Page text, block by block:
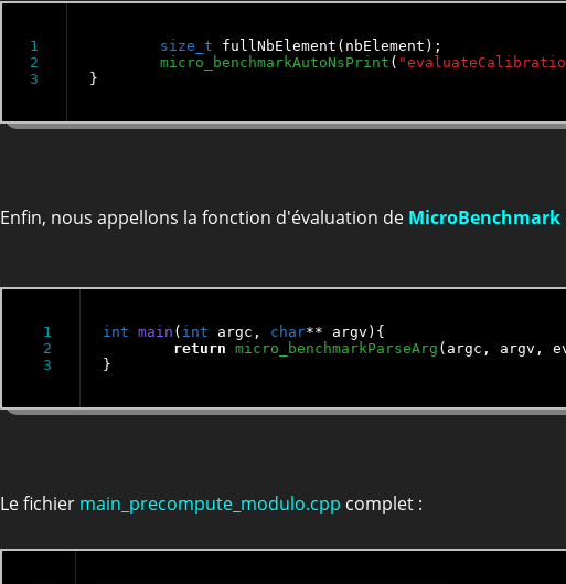
1
2
size_t fullNbElement(nbElement);
micro_benchmarkAutoNsPrint (
}
Enfin, nous appellons la fonction d'évaluation de MicroBenchmark
1
2
int main ( int argc, char** argv){
return micro_benchmarkParseArg (argc, argv,
}
Le fichier main_precompute_modulo.cpp complet :